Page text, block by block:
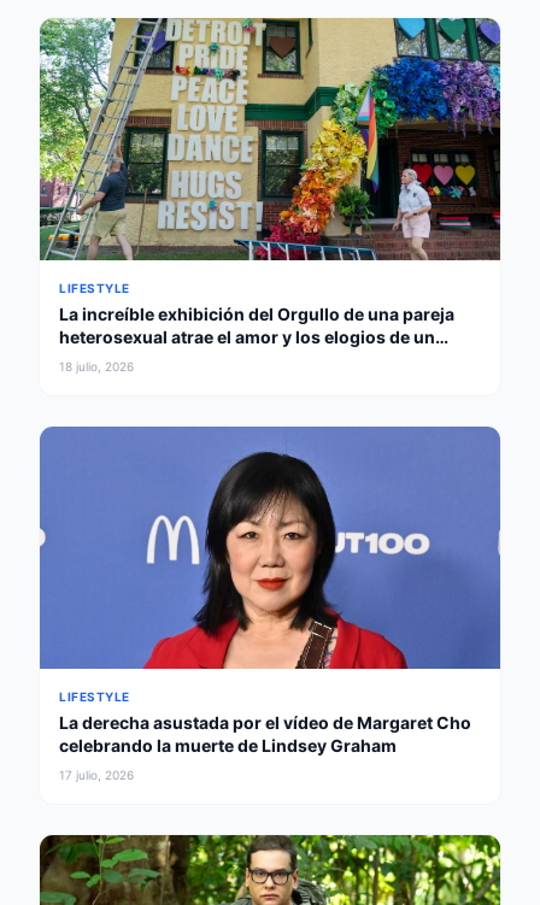
LIFESTYLE
La increíble exhibición del Orgullo de una pareja
heterosexual atrae el amor y los elogios de un
gobernador
18 julio, 2026
LIFESTYLE
La derecha asustada por el vídeo de Margaret Cho
celebrando la muerte de Lindsey Graham
17 julio, 2026